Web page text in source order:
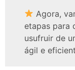
Agora,
etapas para
usufruir de
ágil e